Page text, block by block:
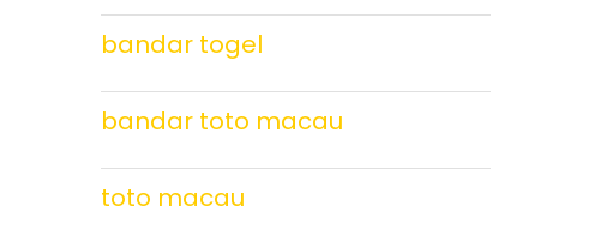
bandar togel
bandar toto macau
toto macau